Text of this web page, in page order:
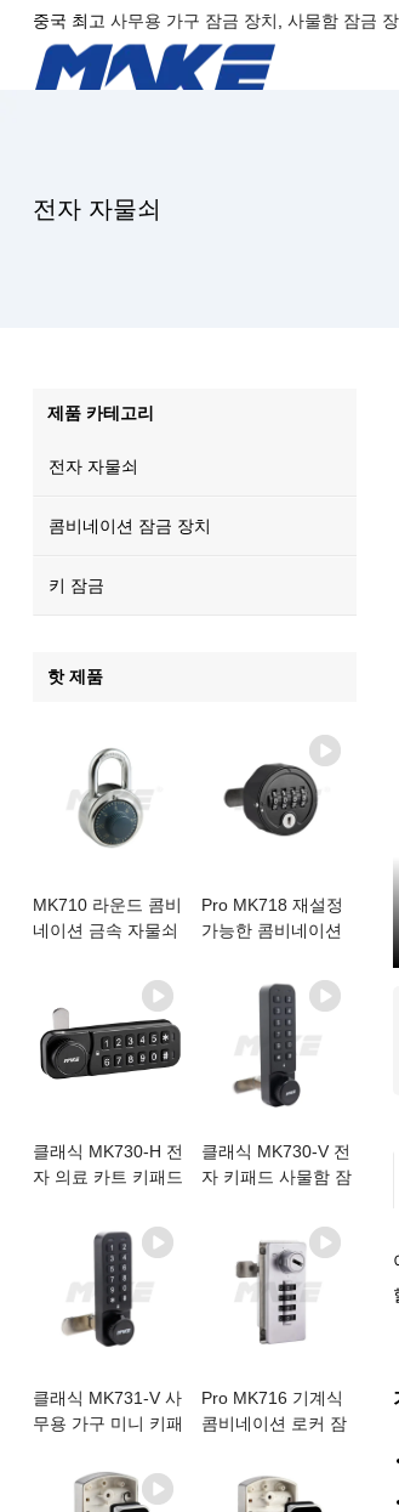
중국 최고 사무용 가구 잠금 장치 사물함 잠금
전자 자물쇠
제품 카테고리
전자 자물쇠
콤비네이션 잠금 장치
키 잠금
핫 제품
MK710 라운드 콤비
네이션 금속 자물쇠
Pro MK718 재설정
가능한 콤비네이션
클래식 MK730-H 전
자 의료 카트 키패드
클래식 MK730-V 전
자 키패드 사물함 잠
클래식 MK731-V 사
무용 가구 미니 키패
Pro MK716 기계식
콤비네이션 로커 잠